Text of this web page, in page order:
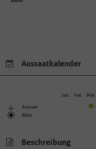
Aussaatkalender
Aussaat
Blüte
Jan. Feb. Mär.
Beschreibung